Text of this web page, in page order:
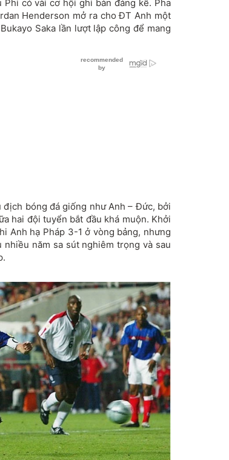
có vài cơ hội ghi bàn đáng kể. Pha
Henderson mở ra cho ĐT Anh một
Saka lần lượt lập công để mang
bóng đá giống như Anh – Đức, bởi
hai đội tuyển bắt đầu khá muộn. Khởi
Anh hạ Pháp 3-1 ở vòng bảng, nhưng
năm sa sút nghiêm trọng và sau